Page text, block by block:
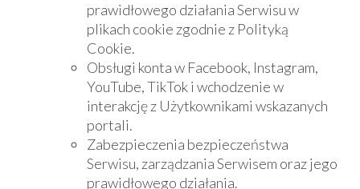
prawidłowego działania Serwisu w
plikach cookie zgodnie z Polityką
Cookie.
Obsługi konta w Facebook, Instagram,
YouTube, TikTok i wchodzenie w
interakcję z Użytkownikami wskazanych
portali.
Zabezpieczenia bezpieczeństwa
Serwisu, zarządzania Serwisem oraz jego
prawidłowego działania.